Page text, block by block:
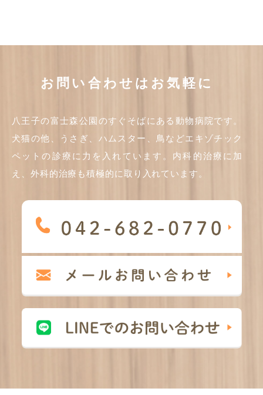
お問い合わせはお気軽に
八王子の富士森公園のすぐそばにある動物病院です。
犬猫の他、うさぎ、ハムスター、鳥などエキゾチック
ペットの診療に力を入れています。内科的治療に加
え、外科的治療も積極的に取り入れています。